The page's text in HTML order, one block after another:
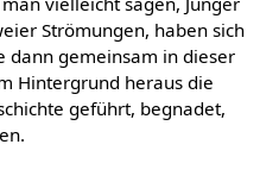
Strömungen, haben sich
dann gemeinsam in dieser
Hintergrund heraus die
geführt, begnadet,